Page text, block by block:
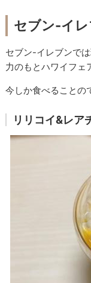
セブン-イレ
セブン-イレブンで
力のもとハワイフェ
今しか食べることの
リリコイ&レア